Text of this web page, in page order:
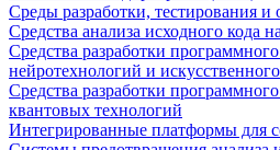
Среды разработки, тестирования и
Средства анализа исходного кода
Средства разработки
нейротехнологий и
Средства разработки
квантовых технологий
Интегрированные платформы для